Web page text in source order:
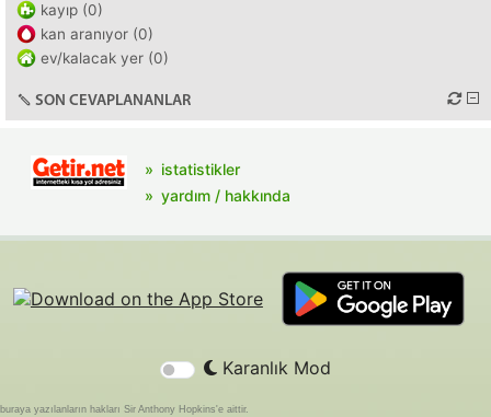
kayıp (0)
kan aranıyor (0)
ev/kalacak yer (0)
SON CEVAPLANANLAR
istatistikler
yardım / hakkında
Karanlık Mod
buraya yazılanların hakları Sir Anthony Hopkins'e aittir.